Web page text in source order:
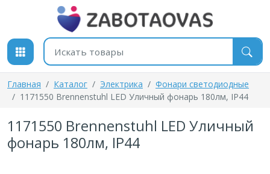
К содержимому
Поиск товаров
Главная Каталог Электрика
Фонари светодиодные
1171550 Brennenstuhl LED Уличный фонарь 180лм, IP44
1171550 Brennenstuhl LED Уличный
фонарь 180лм, IP44